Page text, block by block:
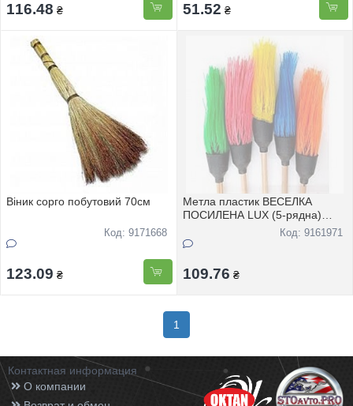
116.48 ₴ 51.52 ₴
Віник сорго побутовий 70см
Код: 9171668
123.09 ₴
Метла пластик ВЕСЕЛКА
ПОСИЛЕНА LUX (5-рядна)
140см,ручка-дерево-105см
Код: 9161971
109.76 ₴
1
Контактная информация
О компании